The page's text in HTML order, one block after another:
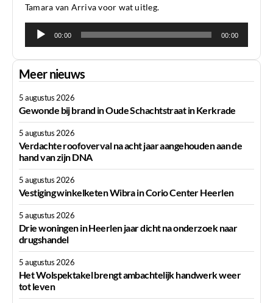
Tamara van Arriva voor wat uitleg.
Audiospeler
00:00 00:00
Meer nieuws
5 augustus 2026
Gewonde bij brand in Oude Schachtstraat in Kerkrade
5 augustus 2026
Verdachte roofoverval na acht jaar aangehouden aan de
hand van zijn DNA
5 augustus 2026
Vestiging winkelketen Wibra in Corio Center Heerlen
5 augustus 2026
Drie woningen in Heerlen jaar dicht na onderzoek naar
drugshandel
5 augustus 2026
Het Wolspektakel brengt ambachtelijk handwerk weer
tot leven